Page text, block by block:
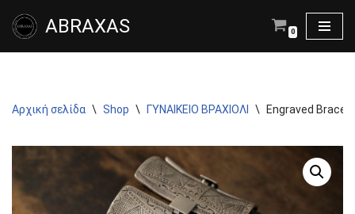
Μεταπηδήστε
ABRAXAS 0
Αρχική σελίδα \ Shop \ ΓΥΝΑΙΚΕΙΟ ΒΡΑΧΙΟΛΙ \ Engraved